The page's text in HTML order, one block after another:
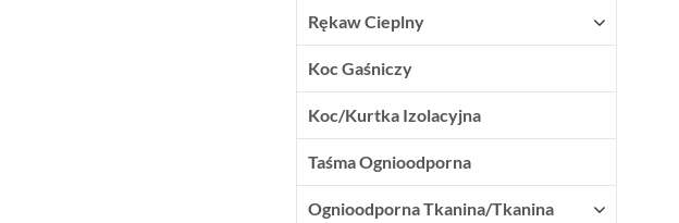
Rękaw Cieplny
Koc Gaśniczy
Koc/kurtka Izolacyjna
Taśma Ognioodporna
Ognioodporna Tkanina/tkanina